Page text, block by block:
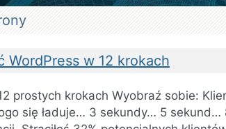
WordPress w 12 krokach
prostych krokach Wyobraź sobie:
się ładuje… 3 sekundy… 5 sekund…